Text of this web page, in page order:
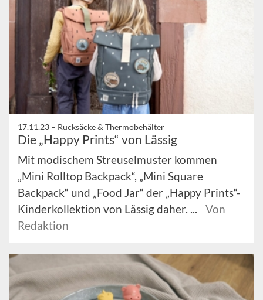
17.11.23 – Rucksäcke & Thermobehälter
Die „Happy Prints“ von Lässig
Mit modischem Streuselmuster kommen
„Mini Rolltop Backpack“, „Mini Square
Backpack“ und „Food Jar“ der „Happy Prints“-
Kinderkollektion von Lässig daher. ...
Von
Redaktion